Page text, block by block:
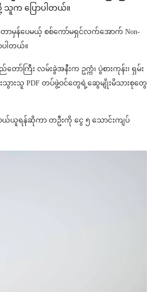
သူက ပြောပါတယ်။
ာမှန်ပေမယ့် စစ်ကော်မရှင်လက်အောက် Non-
ပါတယ်။
ော်ကြီး လမ်းခွဲအနီးက ဥက္ကံ၊ ပွဲစားကုန်း၊ ရှမ်း
သွားသူ PDF တပ်ဖွဲ့ဝင်တွေရဲ့ဆွေမျိုးမိသားစုတွေ
ယ်ယူရန်ဆိုကာ တဦးကို ငွေ ၅ သောင်းကျပ်